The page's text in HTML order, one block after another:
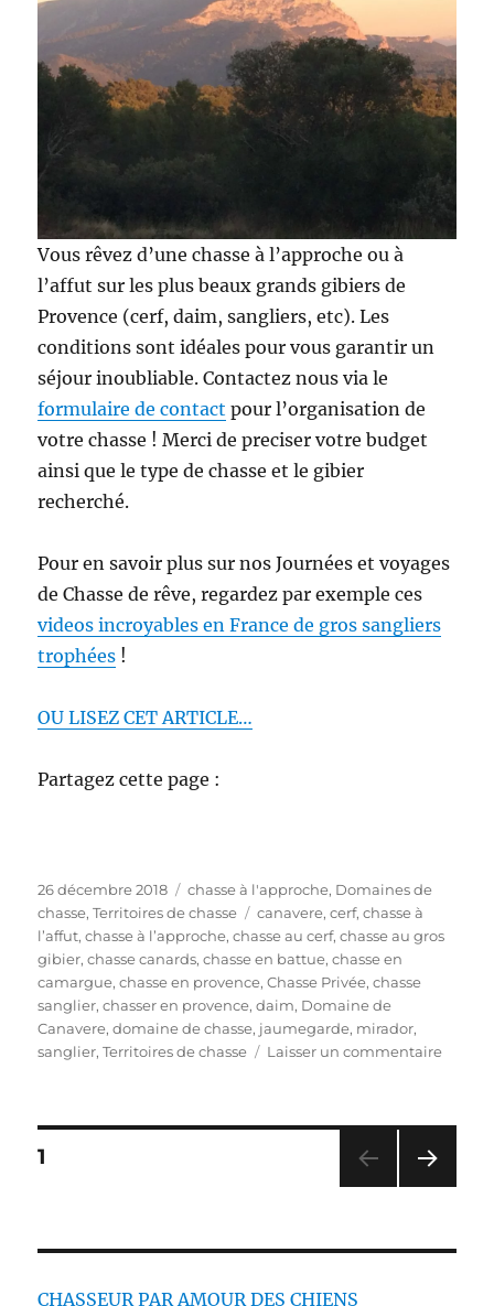
Vous rêvez d’une chasse à l’approche ou à
l’affut sur les plus beaux grands gibiers de
Provence (cerf, daim, sangliers, etc). Les
conditions sont idéales pour vous garantir un
séjour inoubliable. Contactez nous via le
formulaire de contact pour l’organisation de
votre chasse ! Merci de preciser votre budget
ainsi que le type de chasse et le gibier
recherché.
Pour en savoir plus sur nos Journées et voyages
de Chasse de rêve, regardez par exemple ces
videos incroyables en France de gros sangliers
trophées !
OU LISEZ CET ARTICLE…
Partagez cette page :
P
u
b
l
i
é
l
e
26 décembre 2018
C
a
t
é
g
o
r
i
chasse à l'approche, Domaines de
chasse,Territoires de chasse
É
t
i
q
u
e
t
canavere,cerf,chasse à
l’affut,chasse à l’approche,chasse au cerf,chasse au gros
gibier,chasse canards,chasse en battue,chasse en
camargue,chasse en provence,Chasse Privée,chasse
sanglier,chasser en provence,daim, Domaine de
Canavere,domaine de chasse, jaumegarde, mirador,
sanglier,Territoires de chasse Laisser un commentaires
r
e
P
g
P
1
ANT
CHASSEUR PAR AMOUR DES CHIENS